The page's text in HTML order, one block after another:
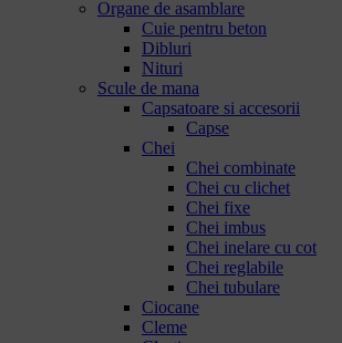
Organe de asamblare
Cuie pentru beton
Dibluri
Nituri
Scule de mana
Capsatoare si accesorii
Capse
Chei
Chei combinate
Chei cu clichet
Chei fixe
Chei imbus
Chei inelare cu cot
Chei reglabile
Chei tubulare
Ciocane
Cleme